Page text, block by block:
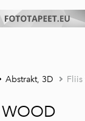
Vaata ostukorvi
Abstrakt, 3D